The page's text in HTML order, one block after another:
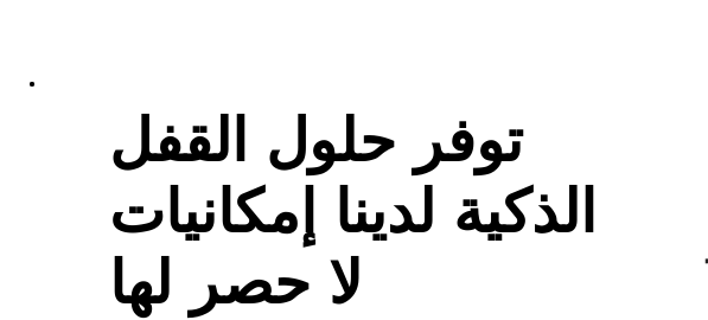
توفر حلول القفل
الذكية لدينا إمكانيات